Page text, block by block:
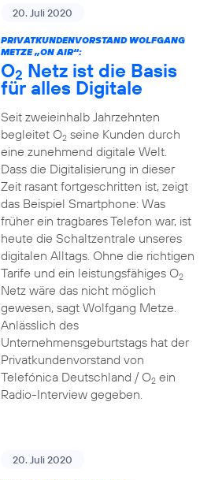
20. Juli 2020
PRIVATKUNDENVORSTAND WOLFGANG
METZE „ON AIR“:
O2 Netz ist die Basis
für alles Digitale
Seit zweieinhalb Jahrzehnten
begleitet O2seine Kunden durch
eine zunehmend digitale Welt.
Dass die Digitalisierung in dieser
Zeit rasant fortgeschritten ist, zeigt
das Beispiel Smartphone: Was
früher ein tragbares Telefon war, ist
heute die Schaltzentrale unseres
digitalen Alltags. Ohne die richtigen
Tarife und ein leistungsfähiges O2
Netz wäre das nicht möglich
gewesen, sagt Wolfgang Metze.
Anlässlich des
Unternehmensgeburtstags hat der
Privatkundenvorstand von
Telefónica Deutschland / O2ein
Radio-Interview gegeben.
20. Juli 2020